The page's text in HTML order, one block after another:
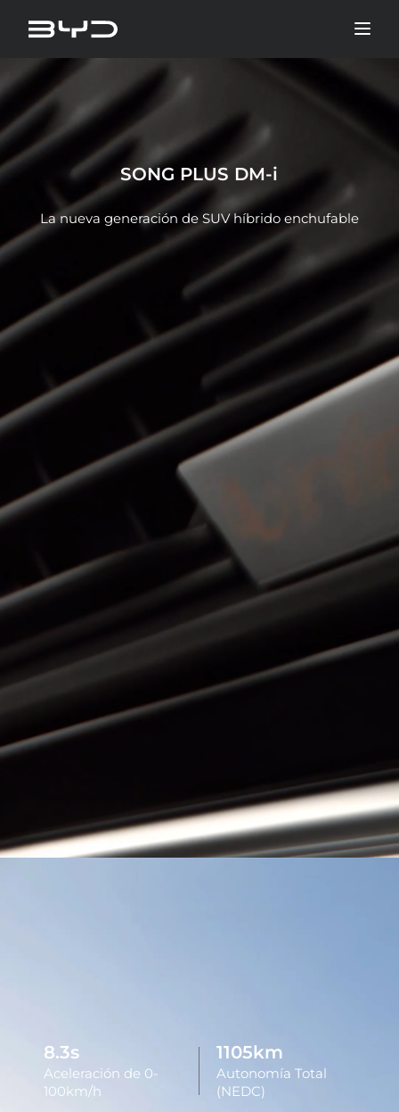
SONG PLUS DM-i
La nueva generación de SUV híbrido enchufable
8.3s
Aceleración de 0-
100km/h
1105km
Autonomía Total
(NEDC)